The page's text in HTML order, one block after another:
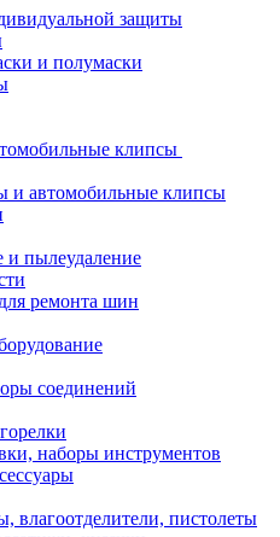
защиты
и полумаски
клипсы
и автомобильные клипсы
пылеудаление
ремонта шин
соединений
наборы инструментов
влагоотделители, пистолеты